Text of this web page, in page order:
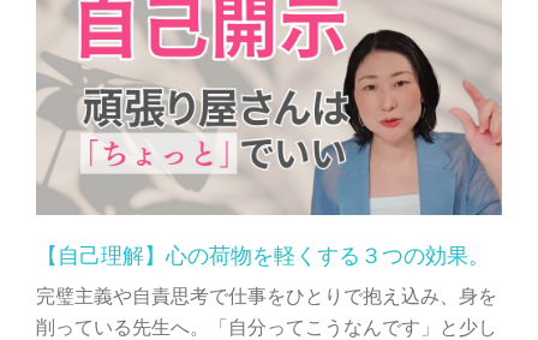
【自己理解】心の荷物を軽くする３つの効果。
完璧主義や自責思考で仕事をひとりで抱え込み、身を
削っている先生へ。「自分ってこうなんです」と少し